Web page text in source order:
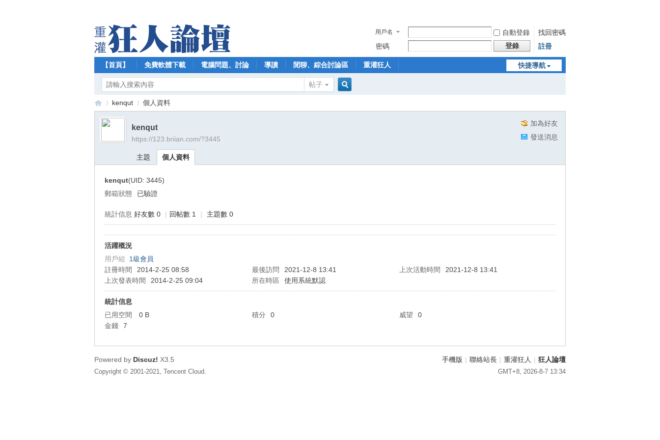
用戶名 自動登錄
找回密碼
密碼
登錄 註冊
快捷導航
【首頁】 免費軟體下載 電腦問題、討論 導讀 閒聊、綜合討論區 重灌狂人
帖子
›
kenqut 個人資料
加為好友
發送消息
kenqut
https://123.briian.com/?3445
主題 個人資料
kenqut(UID: 3445)
郵箱狀態
已驗證
統計信息 好友數 0 | 回帖數 1 | 主題數 0
活躍概況
用戶組 1級會員
註冊時間
2014-2-25 08:58 最後訪問 2021-12-8 13:41 上次活動時間
2021-12-8 13:41
上次發表時間
2014-2-25 09:04 所在時區 使用系統默認
統計信息
已用空間
0 B 積分 0 威望
0
金錢
7
手機版 | 聯絡站長 | 重灌狂人 | 狂人論壇
GMT+8, 2026-8-7 13:34
Powered by Discuz! X3.5
Copyright © 2001-2021, Tencent Cloud.